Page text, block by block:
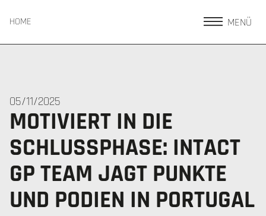
HOME MENÜ
05/11/2025
MOTIVIERT IN DIE
SCHLUSSPHASE: INTACT
GP TEAM JAGT PUNKTE
UND PODIEN IN PORTUGAL